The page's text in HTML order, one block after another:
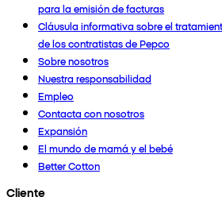
para la emisión de facturas
Cláusula informativa sobre el
de los contratistas de Pepco
Sobre nosotros
Nuestra responsabilidad
Empleo
Contacta con nosotros
Expansión
El mundo de mamá y el bebé
Better Cotton
Cliente